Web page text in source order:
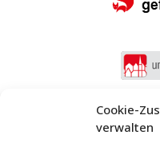
Cookie-
verwalten